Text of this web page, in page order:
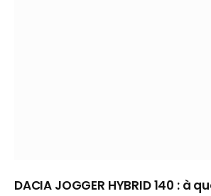
DACIA JOGGER HYBRID 140 : à